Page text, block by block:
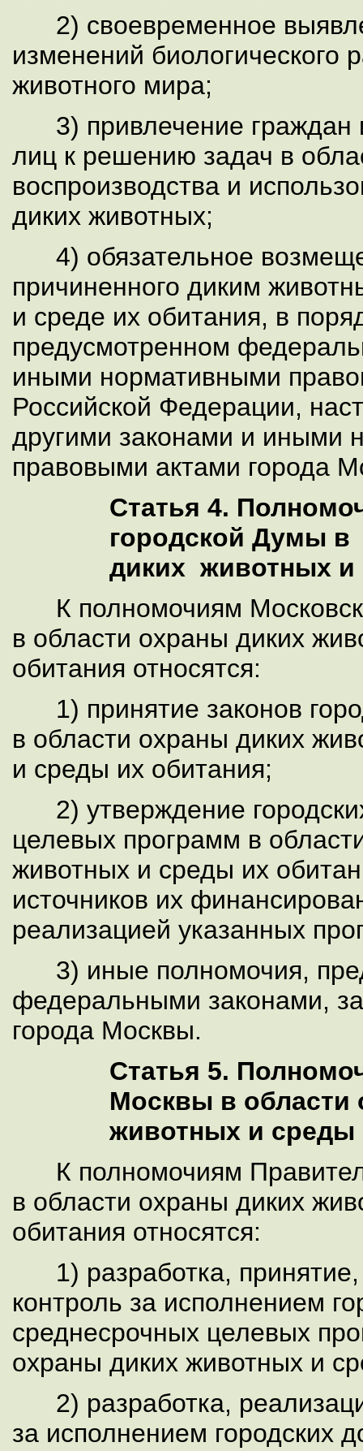
2) своевременное
изменений биологического
животного мира;
3) привлечение граждан
лиц к решению задач в
воспроизводства и
диких животных;
4) обязательное
причиненного диким
и среде их обитания, в
предусмотренном
иными нормативными
Российской Федерации,
другими законами и иными
правовыми актами города
Статья 4.
городской Думы в
диких животных и
К полномочиям
в области охраны диких
обитания относятся:
1) принятие законов
в области охраны диких
и среды их обитания;
2) утверждение
целевых программ в
животных и среды их
источников их
реализацией указанных
3) иные полномочия,
федеральными законами,
города Москвы.
Статья 5.
Москвы в области
животных и среды
К полномочиям
в области охраны диких
обитания относятся:
1) разработка,
контроль за исполнением
среднесрочных целевых
охраны диких животных и
2) разработка,
за исполнением городских